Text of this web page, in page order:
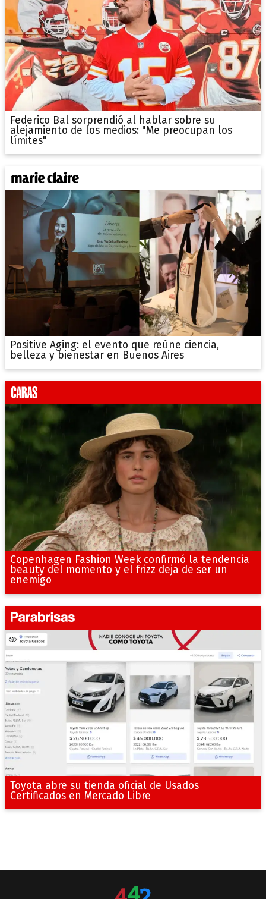
Federico Bal sorprendió al hablar sobre su
alejamiento de los medios: "Me preocupan los
límites"
Positive Aging: el evento que reúne ciencia,
belleza y bienestar en Buenos Aires
Copenhagen Fashion Week confirmó la tendencia
beauty del momento y el frizz deja de ser un
enemigo
Toyota abre su tienda oficial de Usados
Certificados en Mercado Libre